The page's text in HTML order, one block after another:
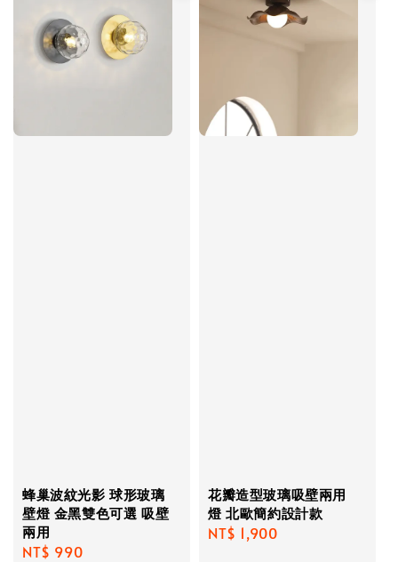
蜂巢波紋光影 球形玻璃
壁燈 金黑雙色可選 吸壁
兩用
Regular
NT$ 990
花瓣造型玻璃吸壁兩用
燈 北歐簡約設計款
Regular
NT$ 1,900